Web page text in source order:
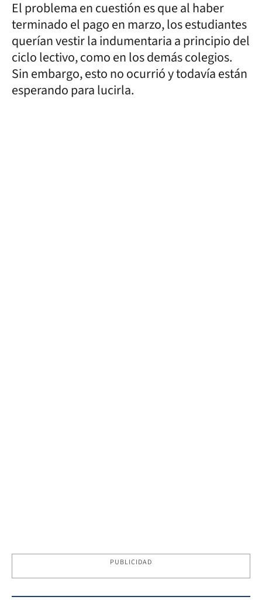
El problema en cuestión es que al haber
terminado el pago en marzo, los estudiantes
querían vestir la indumentaria a principio del
ciclo lectivo, como en los demás colegios.
Sin embargo, esto no ocurrió y todavía están
esperando para lucirla.
PUBLICIDAD